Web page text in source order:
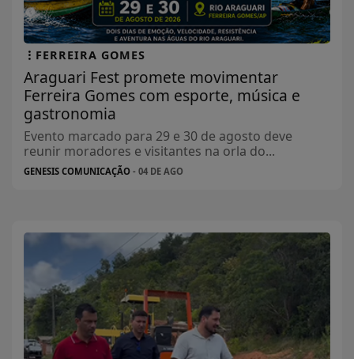
FERREIRA GOMES
Araguari Fest promete movimentar
Ferreira Gomes com esporte, música e
gastronomia
Evento marcado para 29 e 30 de agosto deve
reunir moradores e visitantes na orla do...
GENESIS COMUNICAÇÃO - 04 DE AGO